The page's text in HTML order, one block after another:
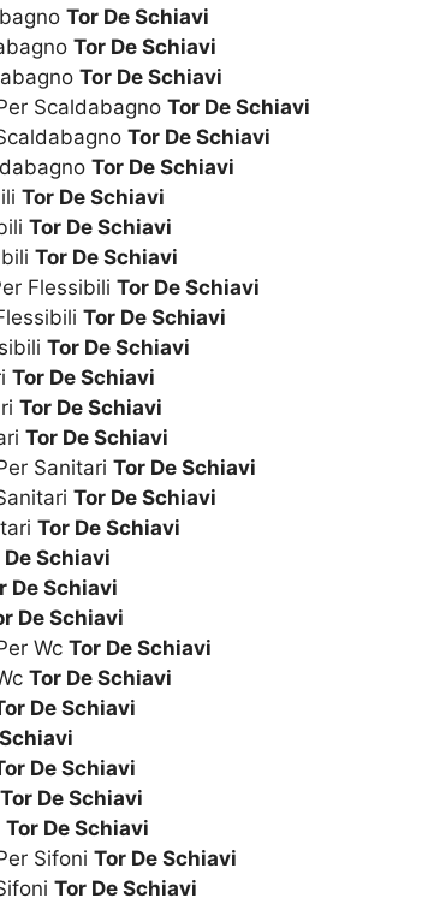
Tor De Schiavi
Tor De Schiavi
Tor De Schiavi
Scaldabagno Tor De Schiavi
Tor De Schiavi
Tor De Schiavi
Tor De Schiavi
Tor De Schiavi
Tor De Schiavi
Flessibili Tor De Schiavi
Tor De Schiavi
Tor De Schiavi
Tor De Schiavi
Tor De Schiavi
Tor De Schiavi
Sanitari Tor De Schiavi
Tor De Schiavi
Tor De Schiavi
De Schiavi
De Schiavi
De Schiavi
Wc Tor De Schiavi
Tor De Schiavi
De Schiavi
De Schiavi
Tor De Schiavi
Tor De Schiavi
Sifoni Tor De Schiavi
Tor De Schiavi